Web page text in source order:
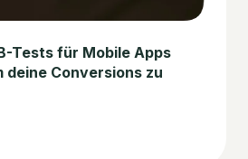
Tests für Mobile Apps
Conversions zu